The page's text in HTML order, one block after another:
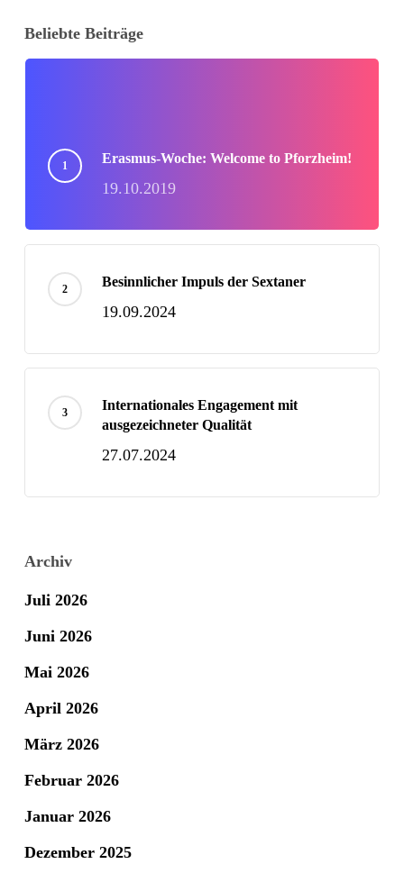
Beliebte Beiträge
Erasmus-Woche: Welcome to Pforzheim!
19.10.2019
Besinnlicher Impuls der Sextaner
19.09.2024
Internationales Engagement mit
ausgezeichneter Qualität
27.07.2024
Archiv
Juli 2026
Juni 2026
Mai 2026
April 2026
März 2026
Februar 2026
Januar 2026
Dezember 2025